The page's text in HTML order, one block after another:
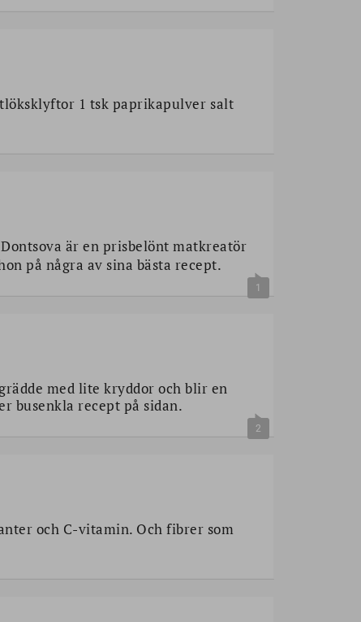
1 tsk paprikapulver salt
är en prisbelönt matkreatör
på några av sina bästa recept.
1
med lite kryddor och blir en
busenkla recept på sidan.
2
och C-vitamin. Och fibrer som